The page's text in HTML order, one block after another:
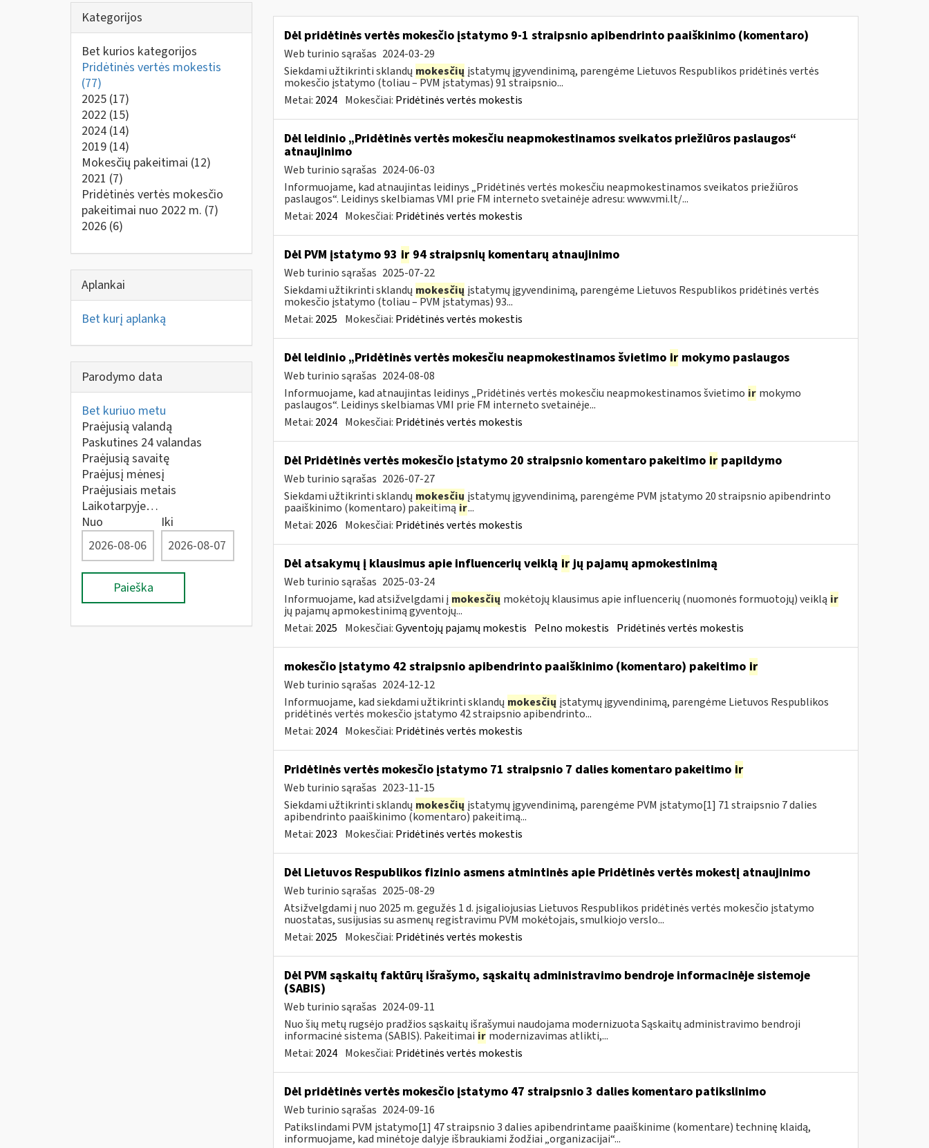
Kategorijos
Bet kurios kategorijos
Pridėtinės vertės mokestis
(77)
2025 (17)
2022 (15)
2024 (14)
2019 (14)
Mokesčių pakeitimai (12)
2021 (7)
Pridėtinės vertės mokesčio
pakeitimai nuo 2022 m. (7)
2026 (6)
Aplankai
Bet kurį aplanką
Parodymo data
Bet kuriuo metu
Praėjusią valandą
Paskutines 24 valandas
Praėjusią savaitę
Praėjusį mėnesį
Praėjusiais metais
Laikotarpyje…
Nuo
Iki
Paieška
Dėl pridėtinės vertės mokesčio įstatymo 9-1 straipsnio apibendrinto paaiškinimo (komentaro)
Web turinio sąrašas 2024-03-29
Siekdami užtikrinti sklandų mokesčių įstatymų įgyvendinimą, parengėme Lietuvos Respublikos pridėtinės vertės
mokesčio įstatymo (toliau – PVM įstatymas) 91 straipsnio...
Metai: 2024 Mokesčiai: Pridėtinės vertės mokestis
Dėl leidinio „Pridėtinės vertės mokesčiu neapmokestinamos sveikatos priežiūros paslaugos“
atnaujinimo
Web turinio sąrašas 2024-06-03
Informuojame, kad atnaujintas leidinys „Pridėtinės vertės mokesčiu neapmokestinamos sveikatos priežiūros
paslaugos“. Leidinys skelbiamas VMI prie FM interneto svetainėje adresu: www.vmi.lt/...
Metai: 2024 Mokesčiai: Pridėtinės vertės mokestis
Dėl PVM įstatymo 93 ir94 straipsnių komentarų atnaujinimo
Web turinio sąrašas 2025-07-22
Siekdami užtikrinti sklandų mokesčių įstatymų įgyvendinimą, parengėme Lietuvos Respublikos pridėtinės vertės
mokesčio įstatymo (toliau – PVM įstatymas) 93...
Metai: 2025 Mokesčiai: Pridėtinės vertės mokestis
Dėl leidinio „Pridėtinės vertės mokesčiu neapmokestinamos švietimo irmokymo paslaugos
Web turinio sąrašas 2024-08-08
Informuojame, kad atnaujintas leidinys „Pridėtinės vertės mokesčiu neapmokestinamos švietimo ir mokymo
paslaugos“. Leidinys skelbiamas VMI prie FM interneto svetainėje...
Metai: 2024 Mokesčiai: Pridėtinės vertės mokestis
Dėl Pridėtinės vertės mokesčio įstatymo 20 straipsnio komentaro pakeitimo irpapildymo
Web turinio sąrašas 2026-07-27
Siekdami užtikrinti sklandų mokesčių įstatymų įgyvendinimą, parengėme PVM įstatymo 20 straipsnio apibendrinto
paaiškinimo (komentaro) pakeitimąir...
Metai: 2026 Mokesčiai: Pridėtinės vertės mokestis
Dėl atsakymų į klausimus apie influencerių veiklą irjų pajamų apmokestinimą
Web turinio sąrašas 2025-03-24
Informuojame, kad atsižvelgdami į mokesčių mokėtojų klausimus apie influencerių (nuomonės formuotojų) veiklą ir
jų pajamų apmokestinimą gyventojų...
Metai: 2025 Mokesčiai:Gyventojų pajamų mokestis Pelno mokestis Pridėtinės vertės mokestis
mokesčio įstatymo 42 straipsnio apibendrinto paaiškinimo (komentaro) pakeitimo ir
Web turinio sąrašas 2024-12-12
Informuojame, kad siekdami užtikrinti sklandų mokesčių įstatymų įgyvendinimą, parengėme Lietuvos Respublikos
pridėtinės vertės mokesčio įstatymo 42 straipsnio apibendrinto...
Metai: 2024 Mokesčiai: Pridėtinės vertės mokestis
Pridėtinės vertės mokesčio įstatymo 71 straipsnio 7 dalies komentaro pakeitimo ir
Web turinio sąrašas 2023-11-15
Siekdami užtikrinti sklandų mokesčių įstatymų įgyvendinimą, parengėme PVM įstatymo[1] 71 straipsnio 7 dalies
apibendrinto paaiškinimo (komentaro) pakeitimą...
Metai: 2023 Mokesčiai: Pridėtinės vertės mokestis
Dėl Lietuvos Respublikos fizinio asmens atmintinės apie Pridėtinės vertės mokestį atnaujinimo
Web turinio sąrašas 2025-08-29
Atsižvelgdami į nuo 2025 m. gegužės 1 d. įsigaliojusias Lietuvos Respublikos pridėtinės vertės mokesčio įstatymo
nuostatas, susijusias su asmenų registravimu PVM mokėtojais, smulkiojo verslo...
Metai: 2025 Mokesčiai: Pridėtinės vertės mokestis
Dėl PVM sąskaitų faktūrų išrašymo, sąskaitų administravimo bendroje informacinėje sistemoje
(SABIS)
Web turinio sąrašas 2024-09-11
Nuo šių metų rugsėjo pradžios sąskaitų išrašymui naudojama modernizuota Sąskaitų administravimo bendroji
informacinė sistema (SABIS). Pakeitimai ir modernizavimas atlikti,...
Metai: 2024 Mokesčiai: Pridėtinės vertės mokestis
Dėl pridėtinės vertės mokesčio įstatymo 47 straipsnio 3 dalies komentaro patikslinimo
Web turinio sąrašas 2024-09-16
Patikslindami PVM įstatymo[1] 47 straipsnio 3 dalies apibendrintame paaiškinime (komentare) techninę klaidą,
informuojame, kad minėtoje dalyje išbraukiami žodžiai „organizacijai“...